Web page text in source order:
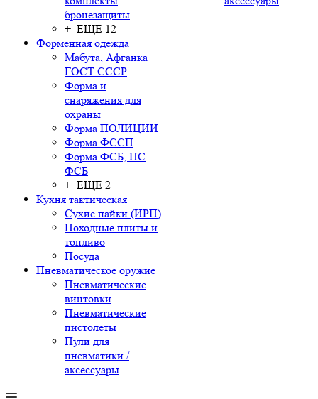
бронезащиты
+ ЕЩЕ 12
Форменная одежда
Мабута, Афганка
ГОСТ СССР
Форма и
снаряжения для
охраны
Форма ПОЛИЦИИ
Форма ФССП
Форма ФСБ, ПС
ФСБ
+ ЕЩЕ 2
Кухня тактическая
Сухие пайки (ИРП)
Походные плиты и
топливо
Посуда
Пневматическое оружие
Пневматические
винтовки
Пневматические
пистолеты
Пули для
пневматики /
аксессуары